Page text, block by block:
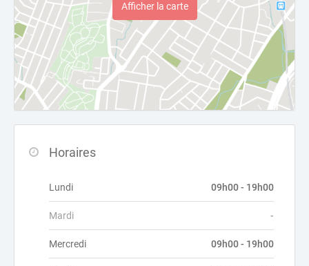
Afficher la carte
Horaires
Lundi 09h00 - 19h00
Mardi -
Mercredi 09h00 - 19h00